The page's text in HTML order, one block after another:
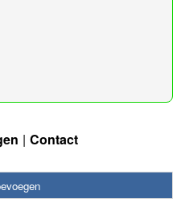
Contact